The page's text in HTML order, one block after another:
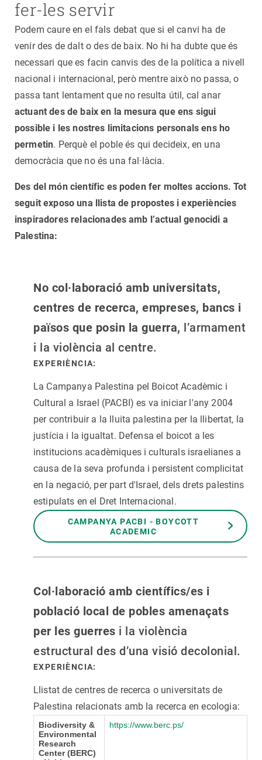
fer-les servir
Podem caure en el fals debat que si el canvi ha de
venir des de dalt o des de baix. No hi ha dubte que és
necessari que es facin canvis des de la política a nivell
nacional i internacional, però mentre això no passa, o
passa tant lentament que no resulta útil, cal anar
actuant des de baix en la mesura que ens sigui
possible i les nostres limitacions personals ens ho
permetin. Perquè el poble és qui decideix, en una
democràcia que no és una fal·làcia.
Des del món científic es poden fer moltes accions. Tot
seguit exposo una llista de propostes i experiències
inspiradores relacionades amb l’actual genocidi a
Palestina:
No col·laboració amb universitats,
centres de recerca, empreses, bancs i
països que posin la guerra, l’armament
i la violència al centre.
EXPERIÈNCIA:
La Campanya Palestina pel Boicot Acadèmic i
Cultural a Israel (PACBI) es va iniciar l'any 2004
per contribuir a la lluita palestina per la llibertat, la
justícia i la igualtat. Defensa el boicot a les
institucions acadèmiques i culturals israelianes a
causa de la seva profunda i persistent complicitat
en la negació, per part d'Israel, dels drets palestins
estipulats en el Dret Internacional.
CAMPANYA PACBI - BOYCOTT
ACADEMIC
Col·laboració amb científics/es i
població local de pobles amenaçats
per les guerres i la violència
estructural des d’una visió decolonial.
EXPERIÈNCIA:
Llistat de centres de recerca o universitats de
Palestina relacionats amb la recerca en ecologia:
Biodiversity &
Environmental
Research
Center (BERC)
https://www.berc.ps/